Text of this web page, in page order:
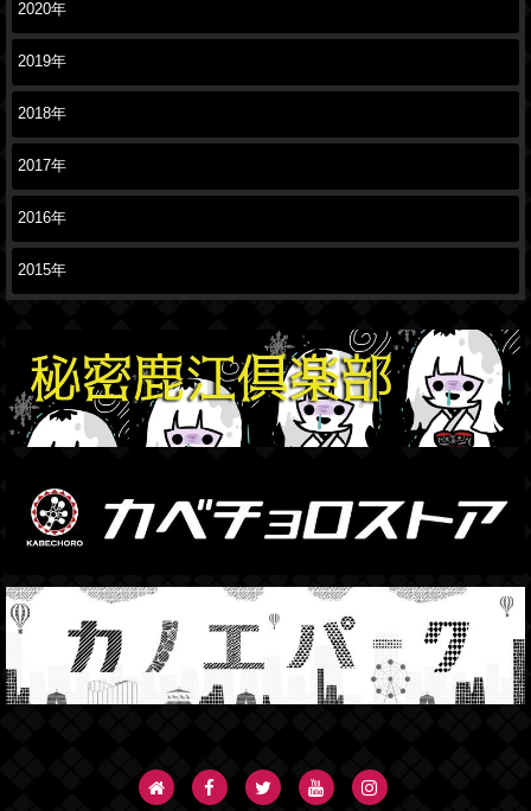
2020年
2019年
2018年
2017年
2016年
2015年